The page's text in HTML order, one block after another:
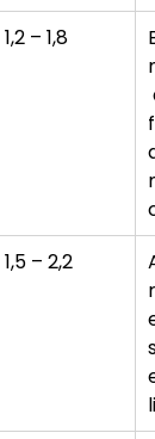
1,2 – 1,8
1,5 – 2,2